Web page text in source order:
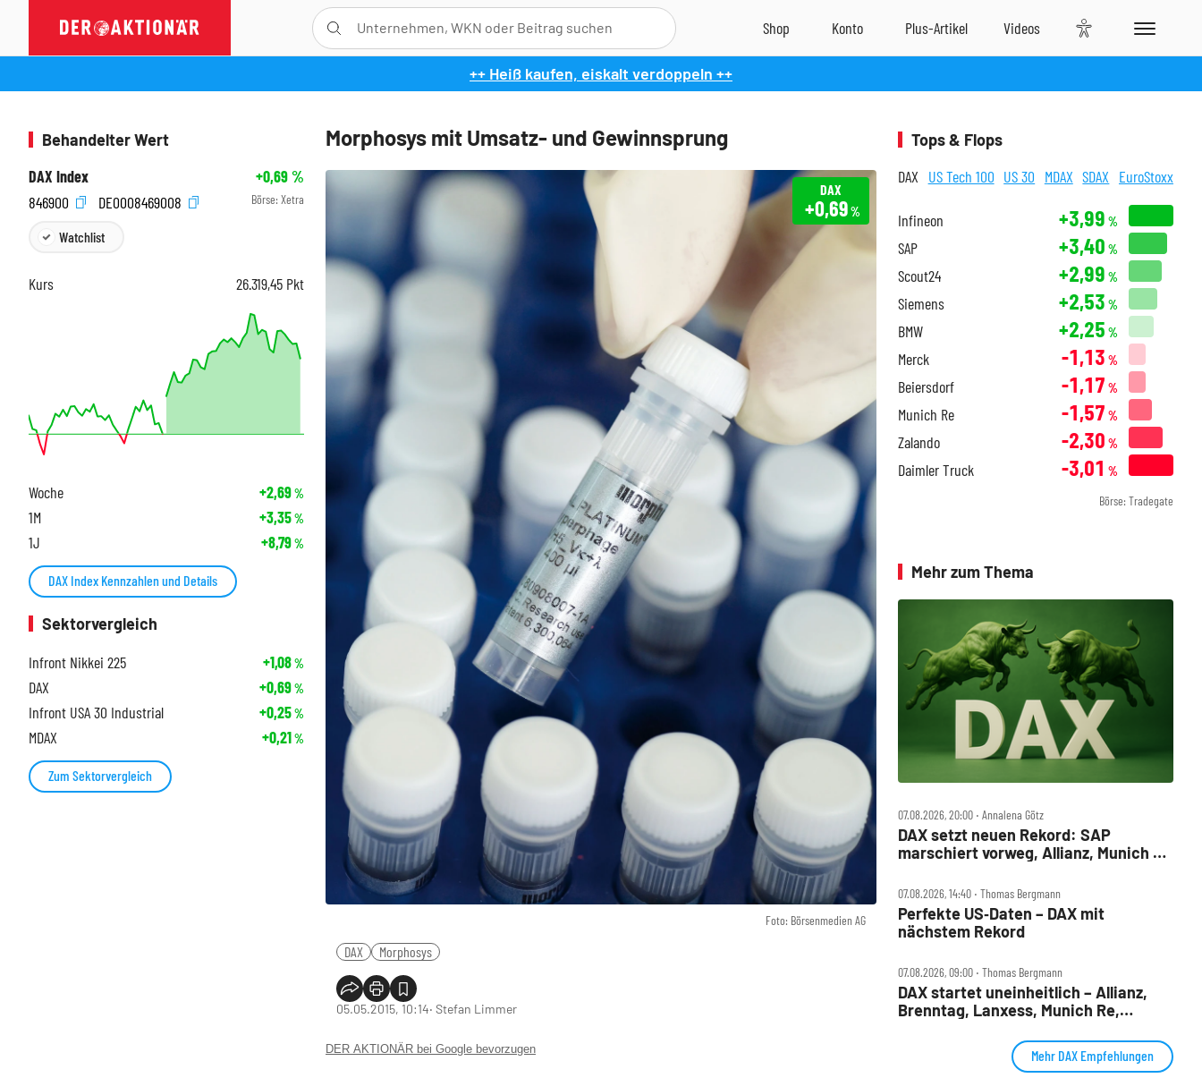
++ Heiß kaufen, eiskalt verdoppeln ++
Morphosys mit Umsatz- und Gewinnsprung
Foto: Börsenmedien AG
DAX
+0,69%
DAX Morphosys
05.05.2015, 10:14‧ Stefan Limmer
DER AKTIONÄR bei Google bevorzugen
Behandelter Wert
DAX Index
+0,69%
846900
DE0008469008 Börse: Xetra
Watchlist
Kurs 26.319,45 Pkt
Woche +2,69%
1M +3,35%
1J +8,79%
DAX Index Kennzahlen und Details
Sektorvergleich
Infront Nikkei 225
+1,08%
DAX +0,69%
Infront USA 30 Industrial +0,25%
MDAX +0,21%
Zum Sektorvergleich
Tops & Flops
DAX US Tech 100 US 30 MDAX SDAX EuroStoxx
Infineon +3,99 %
SAP +3,40 %
Scout24 +2,99 %
Siemens +2,53 %
BMW +2,25 %
Merck -1,13 %
Beiersdorf -1,17 %
Munich Re -1,57 %
Zalando -2,30 %
Daimler Truck -3,01 %
Börse: Tradegate
Mehr zum Thema
07.08.2026, 20:00 ‧ Annalena Götz
DAX setzt neuen Rekord: SAP
marschiert vorweg, Allianz, Munich Re
07.08.2026, 14:40 ‧ Thomas Bergmann
Perfekte US‑Daten – DAX mit
nächstem Rekord
07.08.2026, 09:00 ‧ Thomas Bergmann
DAX startet uneinheitlich – Allianz,
Brenntag, Lanxess, Munich Re,
Mehr DAX Empfehlungen